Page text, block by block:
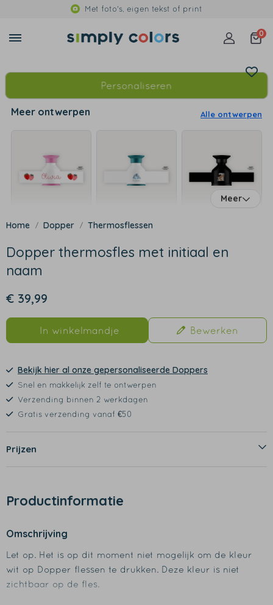
Met foto's, eigen tekst of print
0
Personaliseren
Meer ontwerpen Alle ontwerpen
Meer
Dopper Thermosflessen
Dopper thermosfles met initiaal en
naam
€ 39,99
In winkelmandje Bewerken
Bekijk hier al onze gepersonaliseerde Doppers
Snel en makkelijk zelf te ontwerpen
Verzending binnen 2 werkdagen
Gratis verzending vanaf €50
Prijzen
Productinformatie
Omschrijving
Let op. Het is op dit moment niet mogelijk om de kleur
wit op Dopper flessen te drukken. Deze kleur is niet
zichtbaar op de fles.